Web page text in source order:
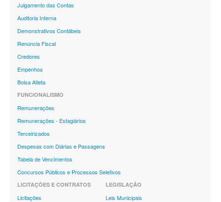
Julgamento das Contas
Auditoria Interna
Demonstrativos Contábeis
Renúncia Fiscal
Credores
Empenhos
Bolsa Atleta
FUNCIONALISMO
Remunerações
Remunerações - Estagiários
Terceirizados
Despesas com Diárias e Passagens
Tabela de Vencimentos
Concursos Públicos e Processos Seletivos
LICITAÇÕES E CONTRATOS
Licitações
LEGISLAÇÃO
Leis Municipais